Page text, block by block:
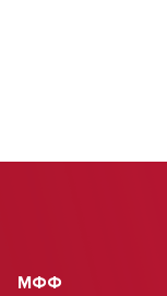
МФФ